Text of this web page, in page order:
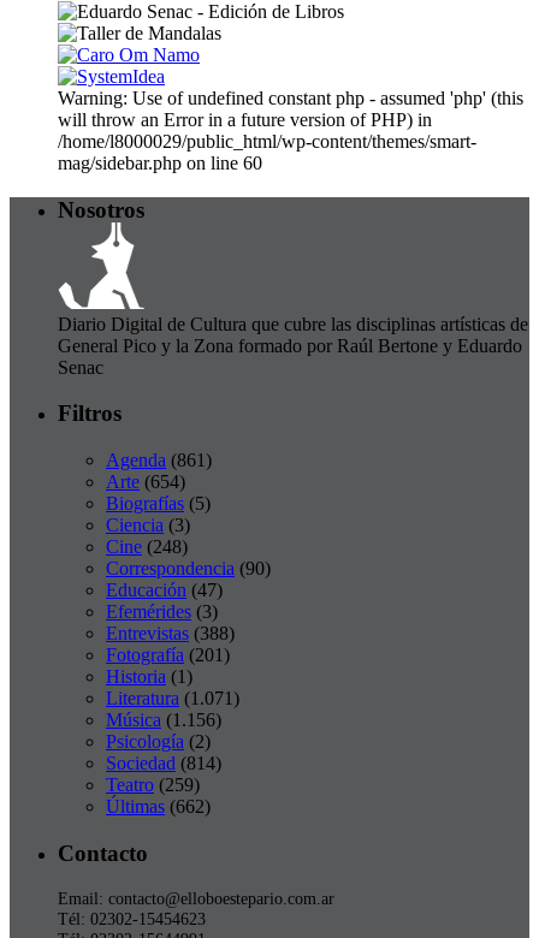
Warning: Use of undefined constant php - assumed 'php' (this
will throw an Error in a future version of PHP) in
/home/l8000029/public_html/wp-content/themes/smart-
mag/sidebar.php on line 60
Nosotros
Diario Digital de Cultura que cubre las disciplinas artísticas de
General Pico y la Zona formado por Raúl Bertone y Eduardo
Senac
Filtros
Agenda (861)
Arte (654)
Biografías (5)
Ciencia (3)
Cine (248)
Correspondencia (90)
Educación (47)
Efemérides (3)
Entrevistas (388)
Fotografía (201)
Historia (1)
Literatura (1.071)
Música (1.156)
Psicología (2)
Sociedad (814)
Teatro (259)
Últimas (662)
Contacto
Email: contacto@elloboestepario.com.ar
Tél: 02302-15454623